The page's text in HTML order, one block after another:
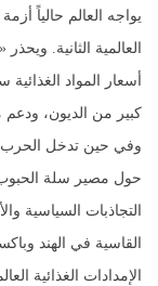
يواجه العالم حالياً
العالمية الثانية.
أسعار المواد
كبير من الديون، ودعم
وفي حين تدخل الحرب
حول مصير سلة
التجاذبات السياسية
القاسية في الهند
الإمدادات الغذائية